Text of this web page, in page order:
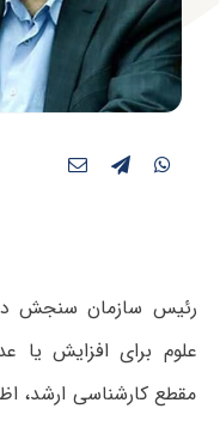
رئیس سازمان سنجش
علوم برای افزایش یا
مقطع کارشناسی ارشد،